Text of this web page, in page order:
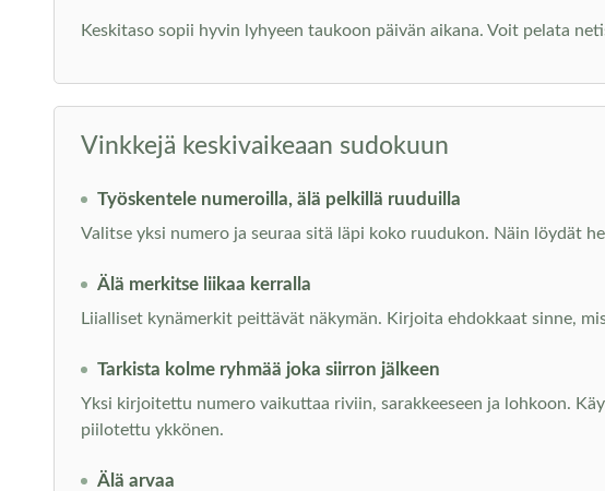
Keskitaso sopii hyvin lyhyeen taukoon päivän aikana. Voit pelata
Vinkkejä keskivaikeaan sudokuun
Työskentele numeroilla, älä pelkillä ruuduilla
Valitse yksi numero ja seuraa sitä läpi koko ruudukon. Näin löydät
Älä merkitse liikaa kerralla
Liialliset kynämerkit peittävät näkymän. Kirjoita ehdokkaat sinne,
Tarkista kolme ryhmää joka siirron jälkeen
Yksi kirjoitettu numero vaikuttaa riviin, sarakkeeseen ja lohkoon.
piilotettu ykkönen.
Älä arvaa